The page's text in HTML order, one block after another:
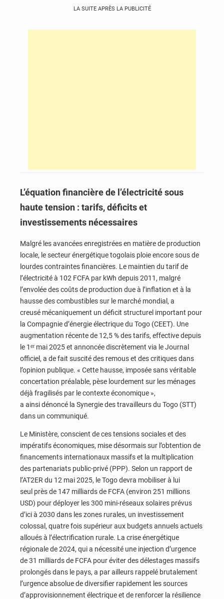
LA SUITE APRÈS LA PUBLICITÉ
L’équation financière de l’électricité sous
haute tension : tarifs, déficits et
investissements nécessaires
Malgré les avancées enregistrées en matière de production
locale, le secteur énergétique togolais ploie encore sous de
lourdes contraintes financières. Le maintien du tarif de
l’électricité à 102 FCFA par kWh depuis 2011, malgré
l’envolée des coûts de production due à l’inflation et à la
hausse des combustibles sur le marché mondial, a
creusé mécaniquement un déficit structurel important pour
la Compagnie d’énergie électrique du Togo (CEET). Une
augmentation récente de 12,5 % des tarifs, effective depuis
le 1ᵉʳ mai 2025 et annoncée discrètement via le Journal
officiel, a de fait suscité des remous et des critiques dans
l’opinion publique. « Cette hausse, imposée sans véritable
concertation préalable, pèse lourdement sur les ménages
déjà fragilisés par le contexte économique »,
a ainsi dénoncé la Synergie des travailleurs du Togo (STT)
dans un communiqué.
Le Ministère, conscient de ces tensions sociales et des
impératifs économiques, mise désormais sur l’obtention de
financements internationaux massifs et la multiplication
des partenariats public-privé (PPP). Selon un rapport de
l’AT2ER du 12 mai 2025, le Togo devra mobiliser à lui
seul près de 147 milliards de FCFA (environ 251 millions
USD) pour déployer les 300 mini-réseaux solaires prévus
d’ici à 2030 dans les zones rurales, un investissement
colossal, quatre fois supérieur aux budgets annuels actuels
alloués à l’électrification rurale. La crise énergétique
régionale de 2024, qui a nécessité une injection d’urgence
de 31 milliards de FCFA pour éviter des délestages massifs
prolongés dans le pays, a par ailleurs rappelé brutalement
l’urgence absolue de diversifier rapidement les sources
d’approvisionnement électrique et de renforcer la résilience